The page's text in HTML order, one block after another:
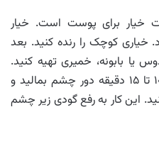
برای پوست است. خیار
خیاری کوچک را رنده کنید. بعد
یا بابونه، خمیری تهیه کنید.
ترکیب حاصل را به‌آرامی به‌مدت ۱۰ تا ۱۵ دقیقه دور چشم بمالید و
این کار به رفع گودی زیر چشم